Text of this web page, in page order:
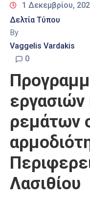
1 Δεκεμβρίου,
Δελτία Τύπου
By
Vaggelis Vardakis
0
ρεμάτων
Λασιθίου